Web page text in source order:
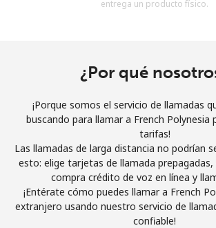
Al abrir una cuenta en este sitio web,
Únete
¡Hola!
Inicia sesión o
entrega un producto físico.
¿Por qué
¡Porque somos el servicio de llamadas
buscando para llamar a French Polynesia
tarifas!
Las llamadas de larga distancia no podrían
esto: elige tarjetas de llamada
compra crédito de voz en línea y
¡Entérate cómo puedes llamar a French
extranjero usando nuestro servicio de
confiable!